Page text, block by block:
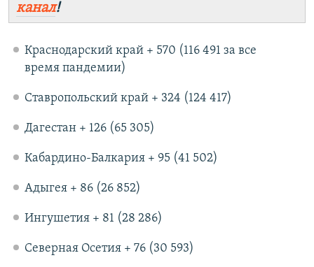
канал!
Краснодарский край + 570 (116 491 за все
время пандемии)
Ставропольский край + 324 (124 417)
Дагестан + 126 (65 305)
Кабардино-Балкария + 95 (41 502)
Адыгея + 86 (26 852)
Ингушетия + 81 (28 286)
Северная Осетия + 76 (30 593)